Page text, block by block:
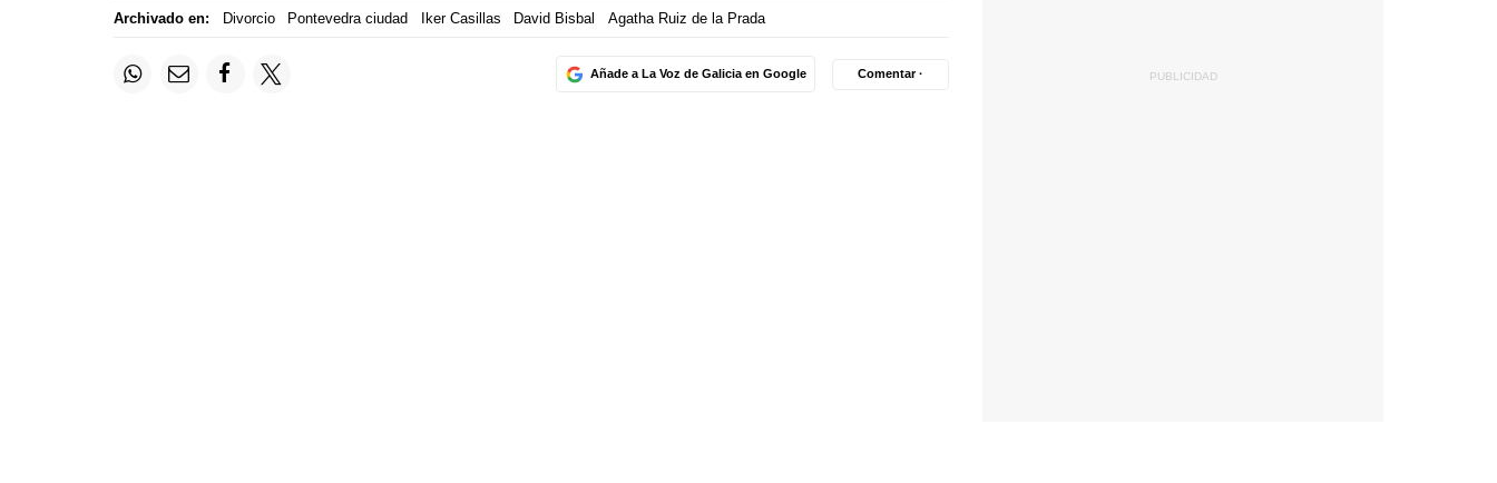
Archivado en: Divorcio Pontevedra ciudad Iker Casillas David Bisbal Agatha Ruiz de la Prada
Añade a La Voz de Galicia en Google Comentar ·